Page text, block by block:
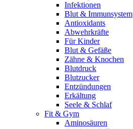
Infektionen
Blut & Immunsystem
Antioxidants
Abwehrkräfte
Für Kinder
Blut & Gefäße
Zähne & Knochen
Blutdruck
Blutzucker
Entzündungen
Erkältung
Seele & Schlaf
Fit & Gym
Aminosäuren